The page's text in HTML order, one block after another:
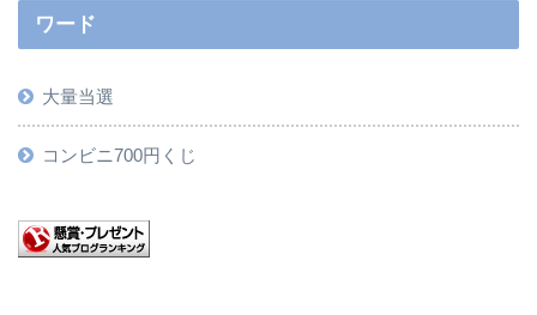
ワード
大量当選
コンビニ700円くじ